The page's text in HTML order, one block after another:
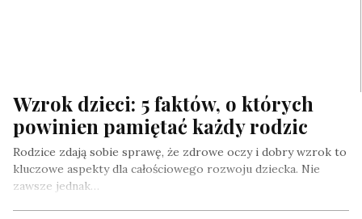
Wzrok dzieci: 5 faktów, o których
powinien pamiętać każdy rodzic
Rodzice zdają sobie sprawę, że zdrowe oczy i dobry wzrok to
kluczowe aspekty dla całościowego rozwoju dziecka. Nie
zawsze jednak…